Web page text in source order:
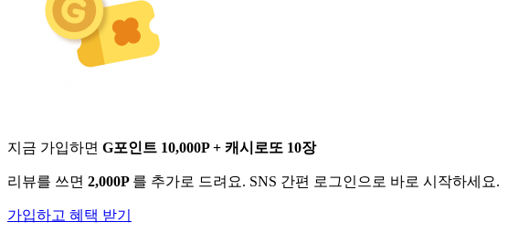
지금 가입하면 G포인트 10,000P + 캐시로또 10장
리뷰를 쓰면 2,000P 를 추가로 드려요. SNS 간편 로그인으로 바로 시작하세요.
가입하고 혜택 받기